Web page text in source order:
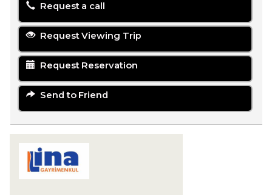
Request a call
Request Viewing Trip
Request Reservation
Send to Friend